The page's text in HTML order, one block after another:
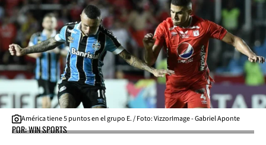
América tiene 5 puntos en el grupo E. / Foto: VizzorImage - Gabriel Aponte
POR: WIN SPORTS